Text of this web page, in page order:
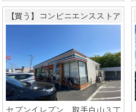
【買う】コンビニエンスストア
セブンイレブン 取手白山３丁